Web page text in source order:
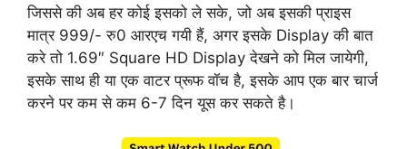
जिससे की अब हर कोई इसको ले सके, जो अब इसकी प्राइस
मात्र 999/- रु0 आरएच गयी हैं, अगर इसके Display की बात
करे तो 1.69″ Square HD Display देखने को मिल जायेगी,
इसके साथ ही या एक वाटर प्रूफ वॉच है, इसके आप एक बार चार्ज
करने पर कम से कम 6-7 दिन यूस कर सकते है।